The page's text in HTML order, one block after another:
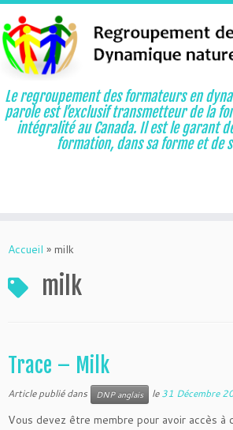
au
Le regroupement des formateurs en
parole est l’exclusif transmetteur de la
intégralité au Canada. Il est le garant
formation, dans sa forme et de
Accueil » milk
milk
Trace – Milk
Article publié dans DNP anglais le31 Décembre
Vous devez être membre pour avoir accès à